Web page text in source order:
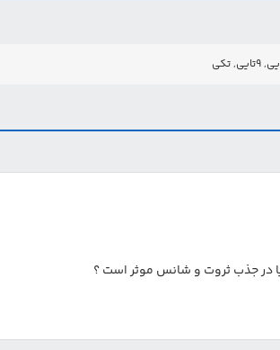
در جذب ثروت و شانس موثر است ؟